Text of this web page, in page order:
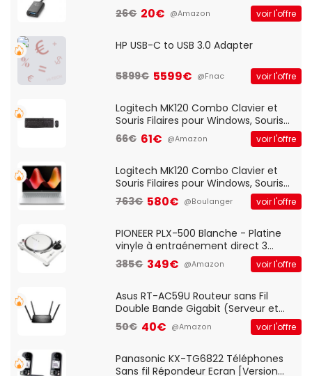
26€ 20€ @Amazon voir l'offre
HP USB-C to USB 3.0 Adapter
5899€ 5599€ @Fnac voir l'offre
Logitech MK120 Combo Clavier et
Souris Filaires pour Windows, Souris
Optique Filaire, Connexion USB Plug
And Play, Confortable, Taille
QWERTY UK - Noir
66€ 61€ @Amazon voir l'offre
Logitech MK120 Combo Clavier et
Souris Filaires pour Windows, Souris
Optique Filaire, Connexion USB Plug
And Play, Confortable, Taille
QWERTY UK - Noir
763€ 580€ @Boulanger voir l'offre
PIONEER PLX-500 Blanche - Platine
vinyle à entraénement direct 3
vitesses (33-45-78 trs/min) avec
pre-ampli intégré et port USB
385€ 349€ @Amazon voir l'offre
Asus RT-AC59U Routeur sans Fil
Double Bande Gigabit (Serveur et
Client VPN, Triple Vlan, Mode Point
d'accès et Bridge, contrôle Parental,
50€ 40€ @Amazon voir l'offre
Panasonic KX-TG6822 Téléphones
Sans fil Répondeur Ecran [Version